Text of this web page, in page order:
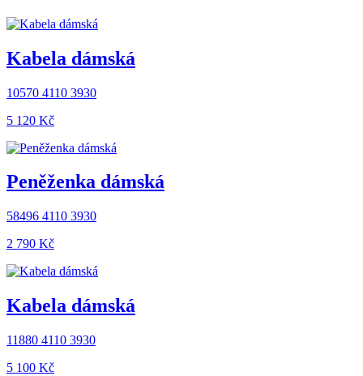
Kabela dámská
10570 4110 3930
5 120 ‎Kč
Peněženka dámská
58496 4110 3930
2 790 ‎Kč
Kabela dámská
11880 4110 3930
5 100 ‎Kč